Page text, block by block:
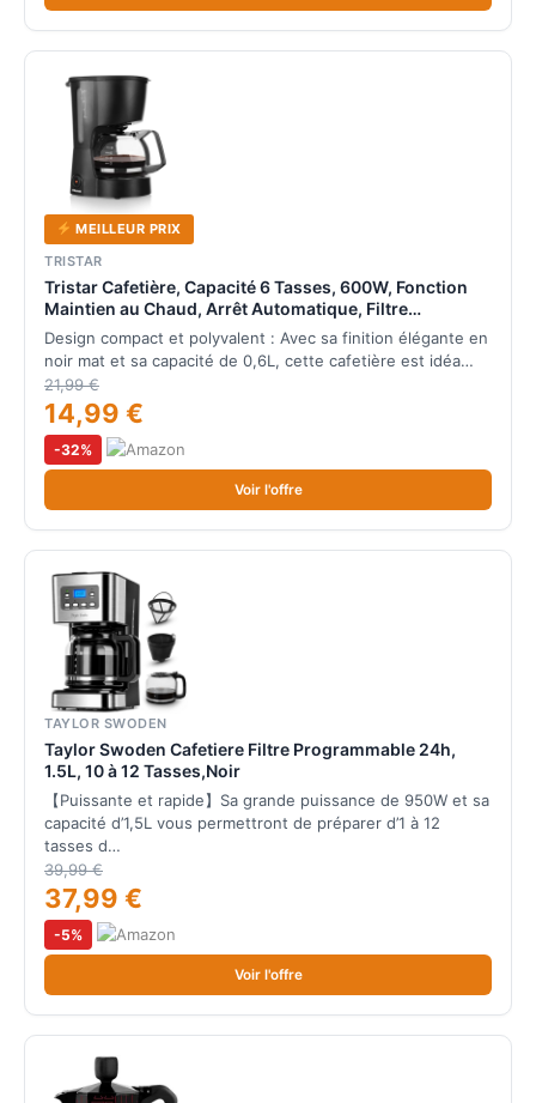
MEILLEUR PRIX
TRISTAR
Tristar Cafetière, Capacité 6 Tasses, 600W, Fonction
Maintien au Chaud, Arrêt Automatique, Filtre
Permanent, Système Anti-Goutte, Compacte et
Portable, Facile à Nettoyer, CM-1246
Design compact et polyvalent : Avec sa finition élégante en
noir mat et sa capacité de 0,6L, cette cafetière est idéa…
21,99 €
14,99 €
-32%
Voir l'offre
TAYLOR SWODEN
Taylor Swoden Cafetiere Filtre Programmable 24h,
1.5L, 10 à 12 Tasses,Noir
【Puissante et rapide】Sa grande puissance de 950W et sa
capacité d’1,5L vous permettront de préparer d’1 à 12
tasses d…
39,99 €
37,99 €
-5%
Voir l'offre